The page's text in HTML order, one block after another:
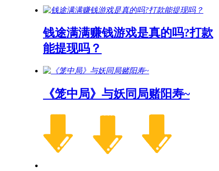
钱途满满赚钱游戏是真的吗?打款
能提现吗？
《笼中局》与妖同局赌阳寿~